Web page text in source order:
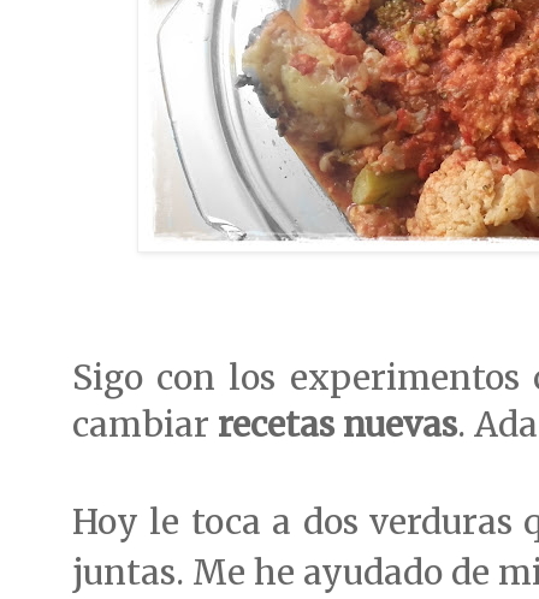
Sigo con los
cambiar recetas nuevas.
Hoy le toca a dos verduras
juntas. Me he ayudado de